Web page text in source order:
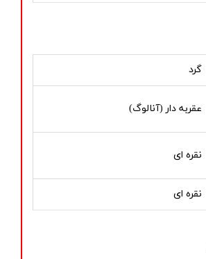
گرد
عقربه دار (آنالوگ)
نقره ای
نقره ای